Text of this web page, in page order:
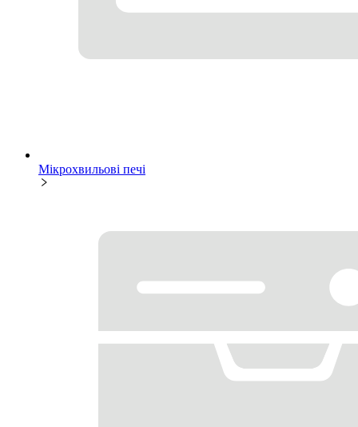
Мікрохвильові печі